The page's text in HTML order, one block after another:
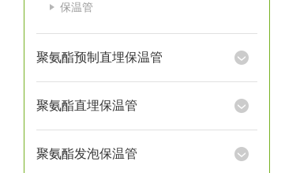
保温管
聚氨酯预制直埋保温管
聚氨酯直埋保温管
聚氨酯发泡保温管